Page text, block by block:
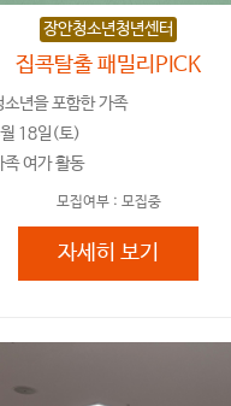
장안청소년청년센터
집콕탈출 패밀리PICK
소년을 포함한 가족
18일(토)
족 여가 활동
모집여부 : 모집중
집콕탈출 패밀리PICK
자세히 보기